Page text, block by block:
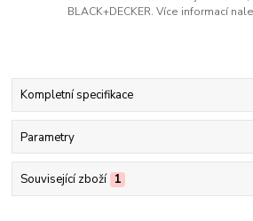
BLACK+DECKER. Více informací
Kompletní specifikace
Parametry
Související zboží 1